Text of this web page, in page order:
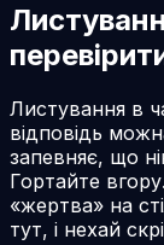
Листування в
відповідь
запевняє, що
Гортайте
«жертва» на
тут, і нехай